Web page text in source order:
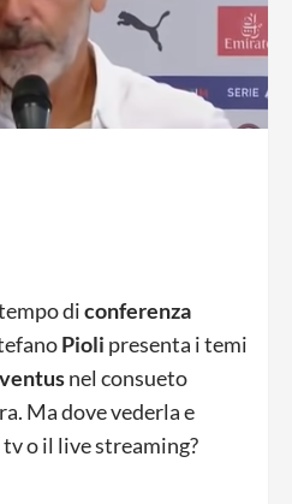
diconferenza
Pioli presenta i temi
nel consueto
Ma dove vederla e
tv o il live streaming?